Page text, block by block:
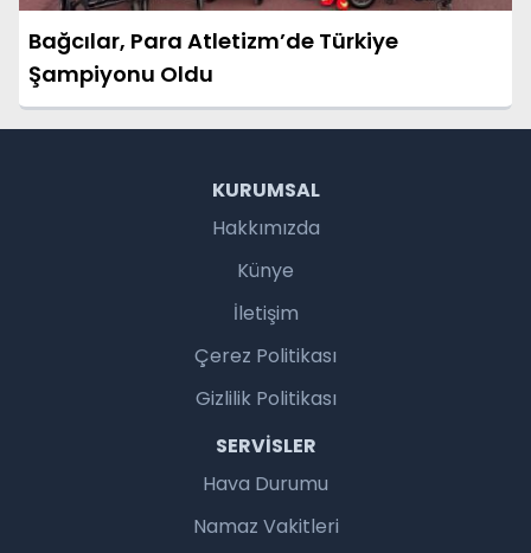
Bağcılar, Para Atletizm’de Türkiye
Şampiyonu Oldu
KURUMSAL
Hakkımızda
Künye
İletişim
Çerez Politikası
Gizlilik Politikası
SERVISLER
Hava Durumu
Namaz Vakitleri